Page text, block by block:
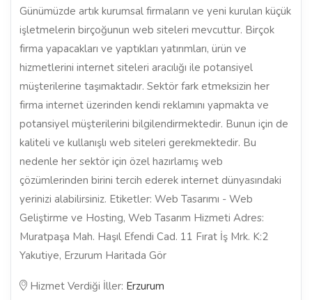
Günümüzde artık kurumsal firmaların ve yeni kurulan küçük
işletmelerin birçoğunun web siteleri mevcuttur. Birçok
firma yapacakları ve yaptıkları yatırımları, ürün ve
hizmetlerini internet siteleri aracılığı ile potansiyel
müşterilerine taşımaktadır. Sektör fark etmeksizin her
firma internet üzerinden kendi reklamını yapmakta ve
potansiyel müşterilerini bilgilendirmektedir. Bunun için de
kaliteli ve kullanışlı web siteleri gerekmektedir. Bu
nedenle her sektör için özel hazırlamış web
çözümlerinden birini tercih ederek internet dünyasındaki
yerinizi alabilirsiniz. Etiketler: Web Tasarımı - Web
Geliştirme ve Hosting, Web Tasarım Hizmeti Adres:
Muratpaşa Mah. Haşıl Efendi Cad. 11 Fırat İş Mrk. K:2
Yakutiye, Erzurum Haritada Gör
Hizmet Verdiği İller: Erzurum